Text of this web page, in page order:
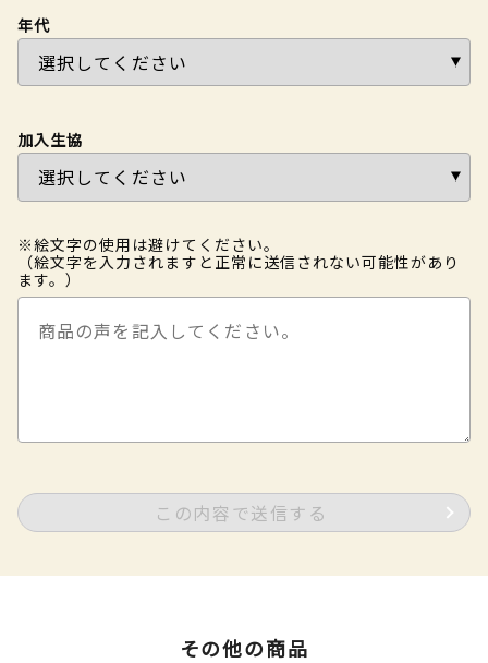
年代
加入生協
※絵文字の使用は避けてください。
（絵文字を入力されますと正常に送信されない可能性があり
ます。）
この内容で送信する
その他の商品